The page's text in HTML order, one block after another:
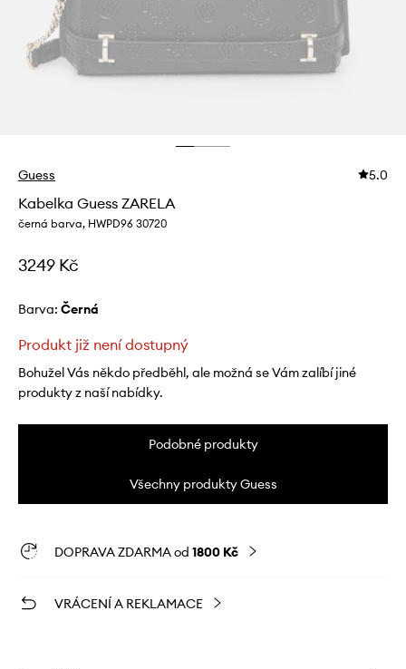
Guess 5.0
Kabelka Guess ZARELA
černá barva, HWPD96 30720
3249 Kč
Barva: černá
Produkt již není dostupný
Bohužel Vás někdo předběhl, ale možná se Vám zalíbí jiné
produkty z naší nabídky.
Podobné produkty
Všechny produkty Guess
DOPRAVA ZDARMA od 1800 Kč
VRÁCENÍ A REKLAMACE